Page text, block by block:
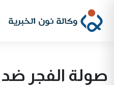
صولة الفجر